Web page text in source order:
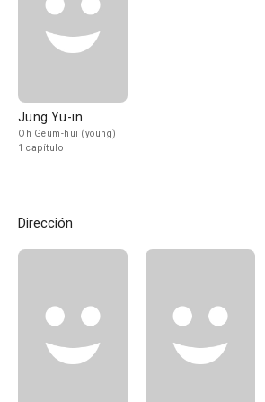
Jung Yu-in
Oh Geum-hui (young)
1 capítulo
Dirección